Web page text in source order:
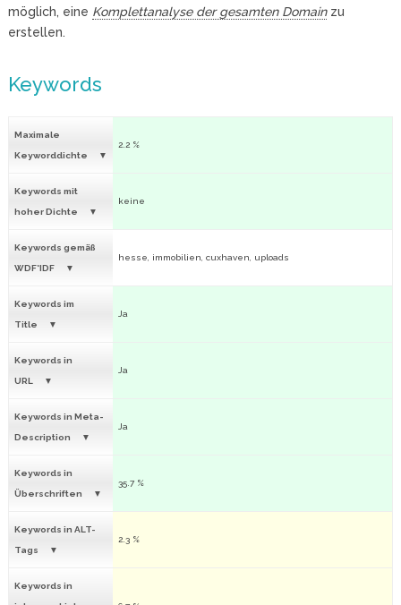
möglich, eine Komplettanalyse der gesamten Domainzu
erstellen.
Keywords
Maximale
Keyworddichte
2.2 %
Keywords mit
hoher Dichte
keine
Keywords gemäß
WDF*IDF
hesse, immobilien, cuxhaven, uploads
Keywords im
Title
Ja
Keywords in
URL
Ja
Keywords in Meta-
Description
Ja
Keywords in
Überschriften
35.7 %
Keywords in ALT-
Tags
2.3 %
Keywords in